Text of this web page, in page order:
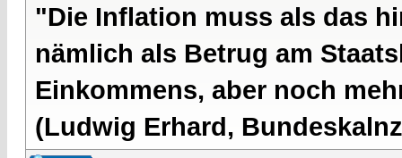
"Die Inflation muss als das
nämlich als Betrug am
Einkommens, aber noch
(Ludwig Erhard,